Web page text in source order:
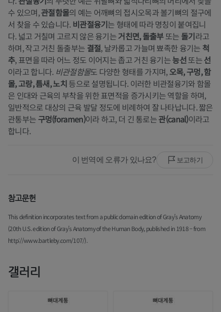
수 있으며,관절함몰의 예는 어깨뼈의 접시오목과 볼기뼈의 절구에
서 찾을 수 있습니다. 비관절융기는 형태에 따라 명칭이 붙여집니
다. 넓고 거칠며 고르지 않은 융기는거친면, 돌출부또는 돌기라고
하며, 작고 거친 돌출부는 결절, 날카롭고 가늘며 뾰족한 융기는 척
추, 표면을 따라 어느 정도 이어지는 좁고 거친 융기는능선또는선
이라고 합니다. 비관절함몰도 다양한 형태를 가지며,오목, 구멍, 함
몰, 고랑, 틈새, 노치등으로 설명됩니다. 이러한 비관절융기와 함몰
은 인대와 근육의 부착을 위한 표면적을 증가시키는 역할을 하며,
일반적으로 대상의 근육 발달 정도에 비례하여 잘 나타납니다. 짧은
관통부는 구멍(foramen)이라 하고, 더 긴 통로는관(canal)이라고
합니다.
이 번역에 오류가 있나요? 보고하기
참고문헌
This definition incorporates text from a public domain edition of Gray's Anatomy
(20th U.S. edition of Gray's Anatomy of the Human Body, published in 1918 – from
http://www.bartleby.com/107/).
갤러리